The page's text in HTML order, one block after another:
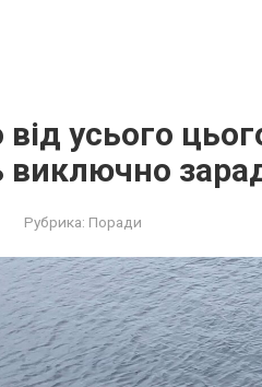
від усього
виключно
Рубрика: Поради